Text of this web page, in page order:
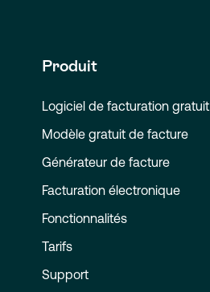
Produit
Logiciel de facturation gratuit
Modèle gratuit de facture
Générateur de facture
Facturation électronique
Fonctionnalités
Tarifs
Support